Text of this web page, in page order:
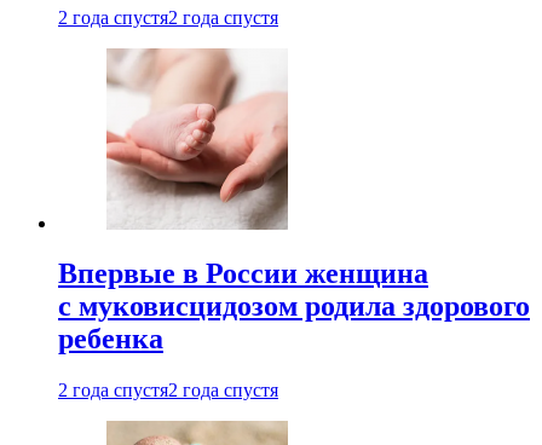
2 года спустя2 года спустя
Впервые в России женщина
с муковисцидозом родила здорового
ребенка
2 года спустя2 года спустя